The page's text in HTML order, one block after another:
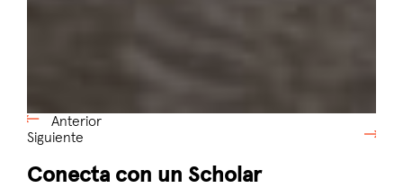
Anterior
Siguiente
Conecta con un Scholar